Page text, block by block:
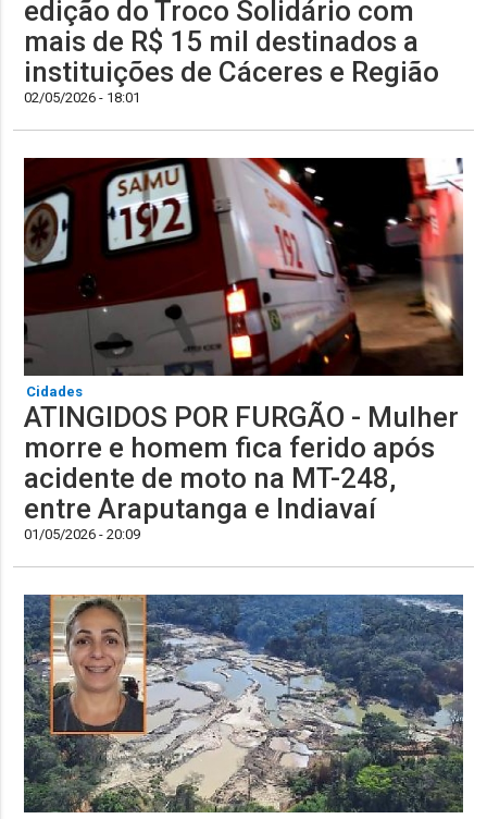
edição do Troco Solidário com
mais de R$ 15 mil destinados a
instituições de Cáceres e Região
02/05/2026 - 18:01
Cidades
ATINGIDOS POR FURGÃO - Mulher
morre e homem fica ferido após
acidente de moto na MT-248,
entre Araputanga e Indiavaí
01/05/2026 - 20:09